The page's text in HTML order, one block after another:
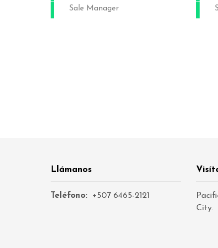
Sale Manager
Llámanos
Teléfono: +507 6465-2121
City.